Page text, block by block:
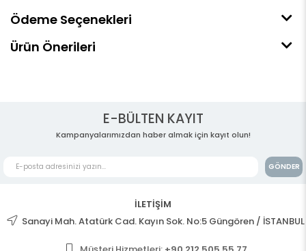
Ödeme Seçenekleri
Ürün Önerileri
E-BÜLTEN KAYIT
Kampanyalarımızdan haber almak için kayıt olun!
GÖNDER
İLETİŞİM
Sanayi Mah. Atatürk Cad. Kayın Sok. No:5 Güngören / İSTANBUL